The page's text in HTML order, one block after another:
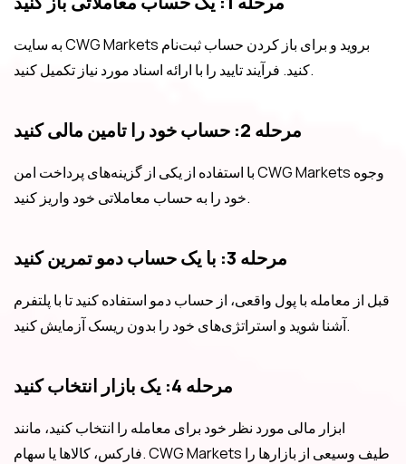
به سایت CWG Markets بروید و برای باز کردن حساب ثبت‌نام
کنید. فرآیند تایید را با ارائه اسناد مورد نیاز تکمیل کنید.
مرحله 2: حساب خود را تامین مالی کنید
با استفاده از یکی از گزینه‌های پرداخت امن CWG Markets وجوه
خود را به حساب معاملاتی خود واریز کنید.
مرحله 3: با یک حساب دمو تمرین کنید
قبل از معامله با پول واقعی، از حساب دمو استفاده کنید تا با پلتفرم
آشنا شوید و استراتژی‌های خود را بدون ریسک آزمایش کنید.
مرحله 4: یک بازار انتخاب کنید
ابزار مالی مورد نظر خود برای معامله را انتخاب کنید، مانند
فارکس، کالاها یا سهام. CWG Markets طیف وسیعی از بازارها را